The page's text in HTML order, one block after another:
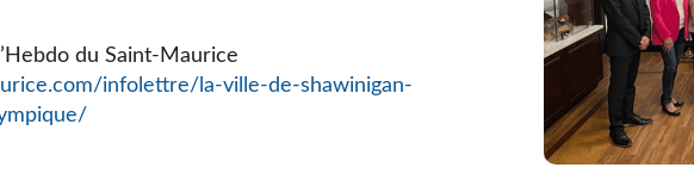
du Saint-Maurice
infolettre/la-ville-de-shawinigan-